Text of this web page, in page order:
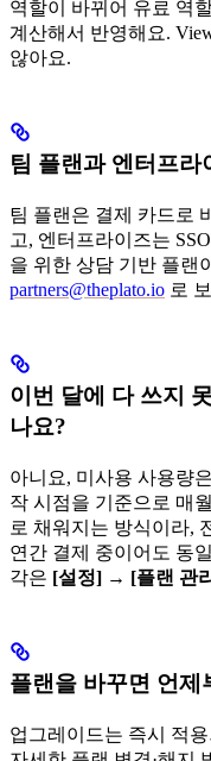
역할이 바뀌어 유료 역
계산해서 반영해요.
않아요.
팀 플랜과 엔터프라
팀 플랜은 결제 카드로
고, 엔터프라이즈는
을 위한 상담 기반 플랜
partners@theplato.io 로
이번 달에 다 쓰지
나요?
아니요, 미사용 사용량
작 시점을 기준으로 매
로 채워지는 방식이라,
연간 결제 중이어도 동
각은 [설정] → [플랜 관
플랜을 바꾸면 언제
업그레이드는 즉시 적